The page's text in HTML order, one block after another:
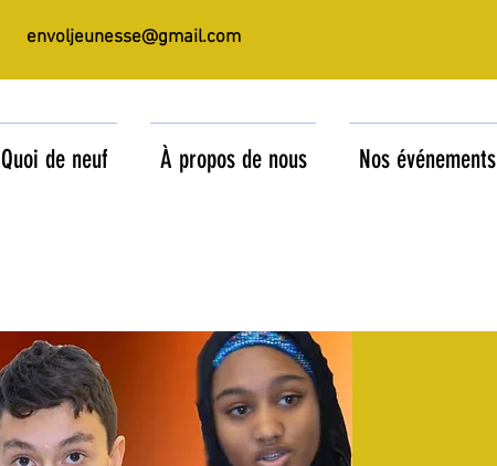
envoljeunesse@gmail.com
Quoi de neuf À propos de nous Nos événements